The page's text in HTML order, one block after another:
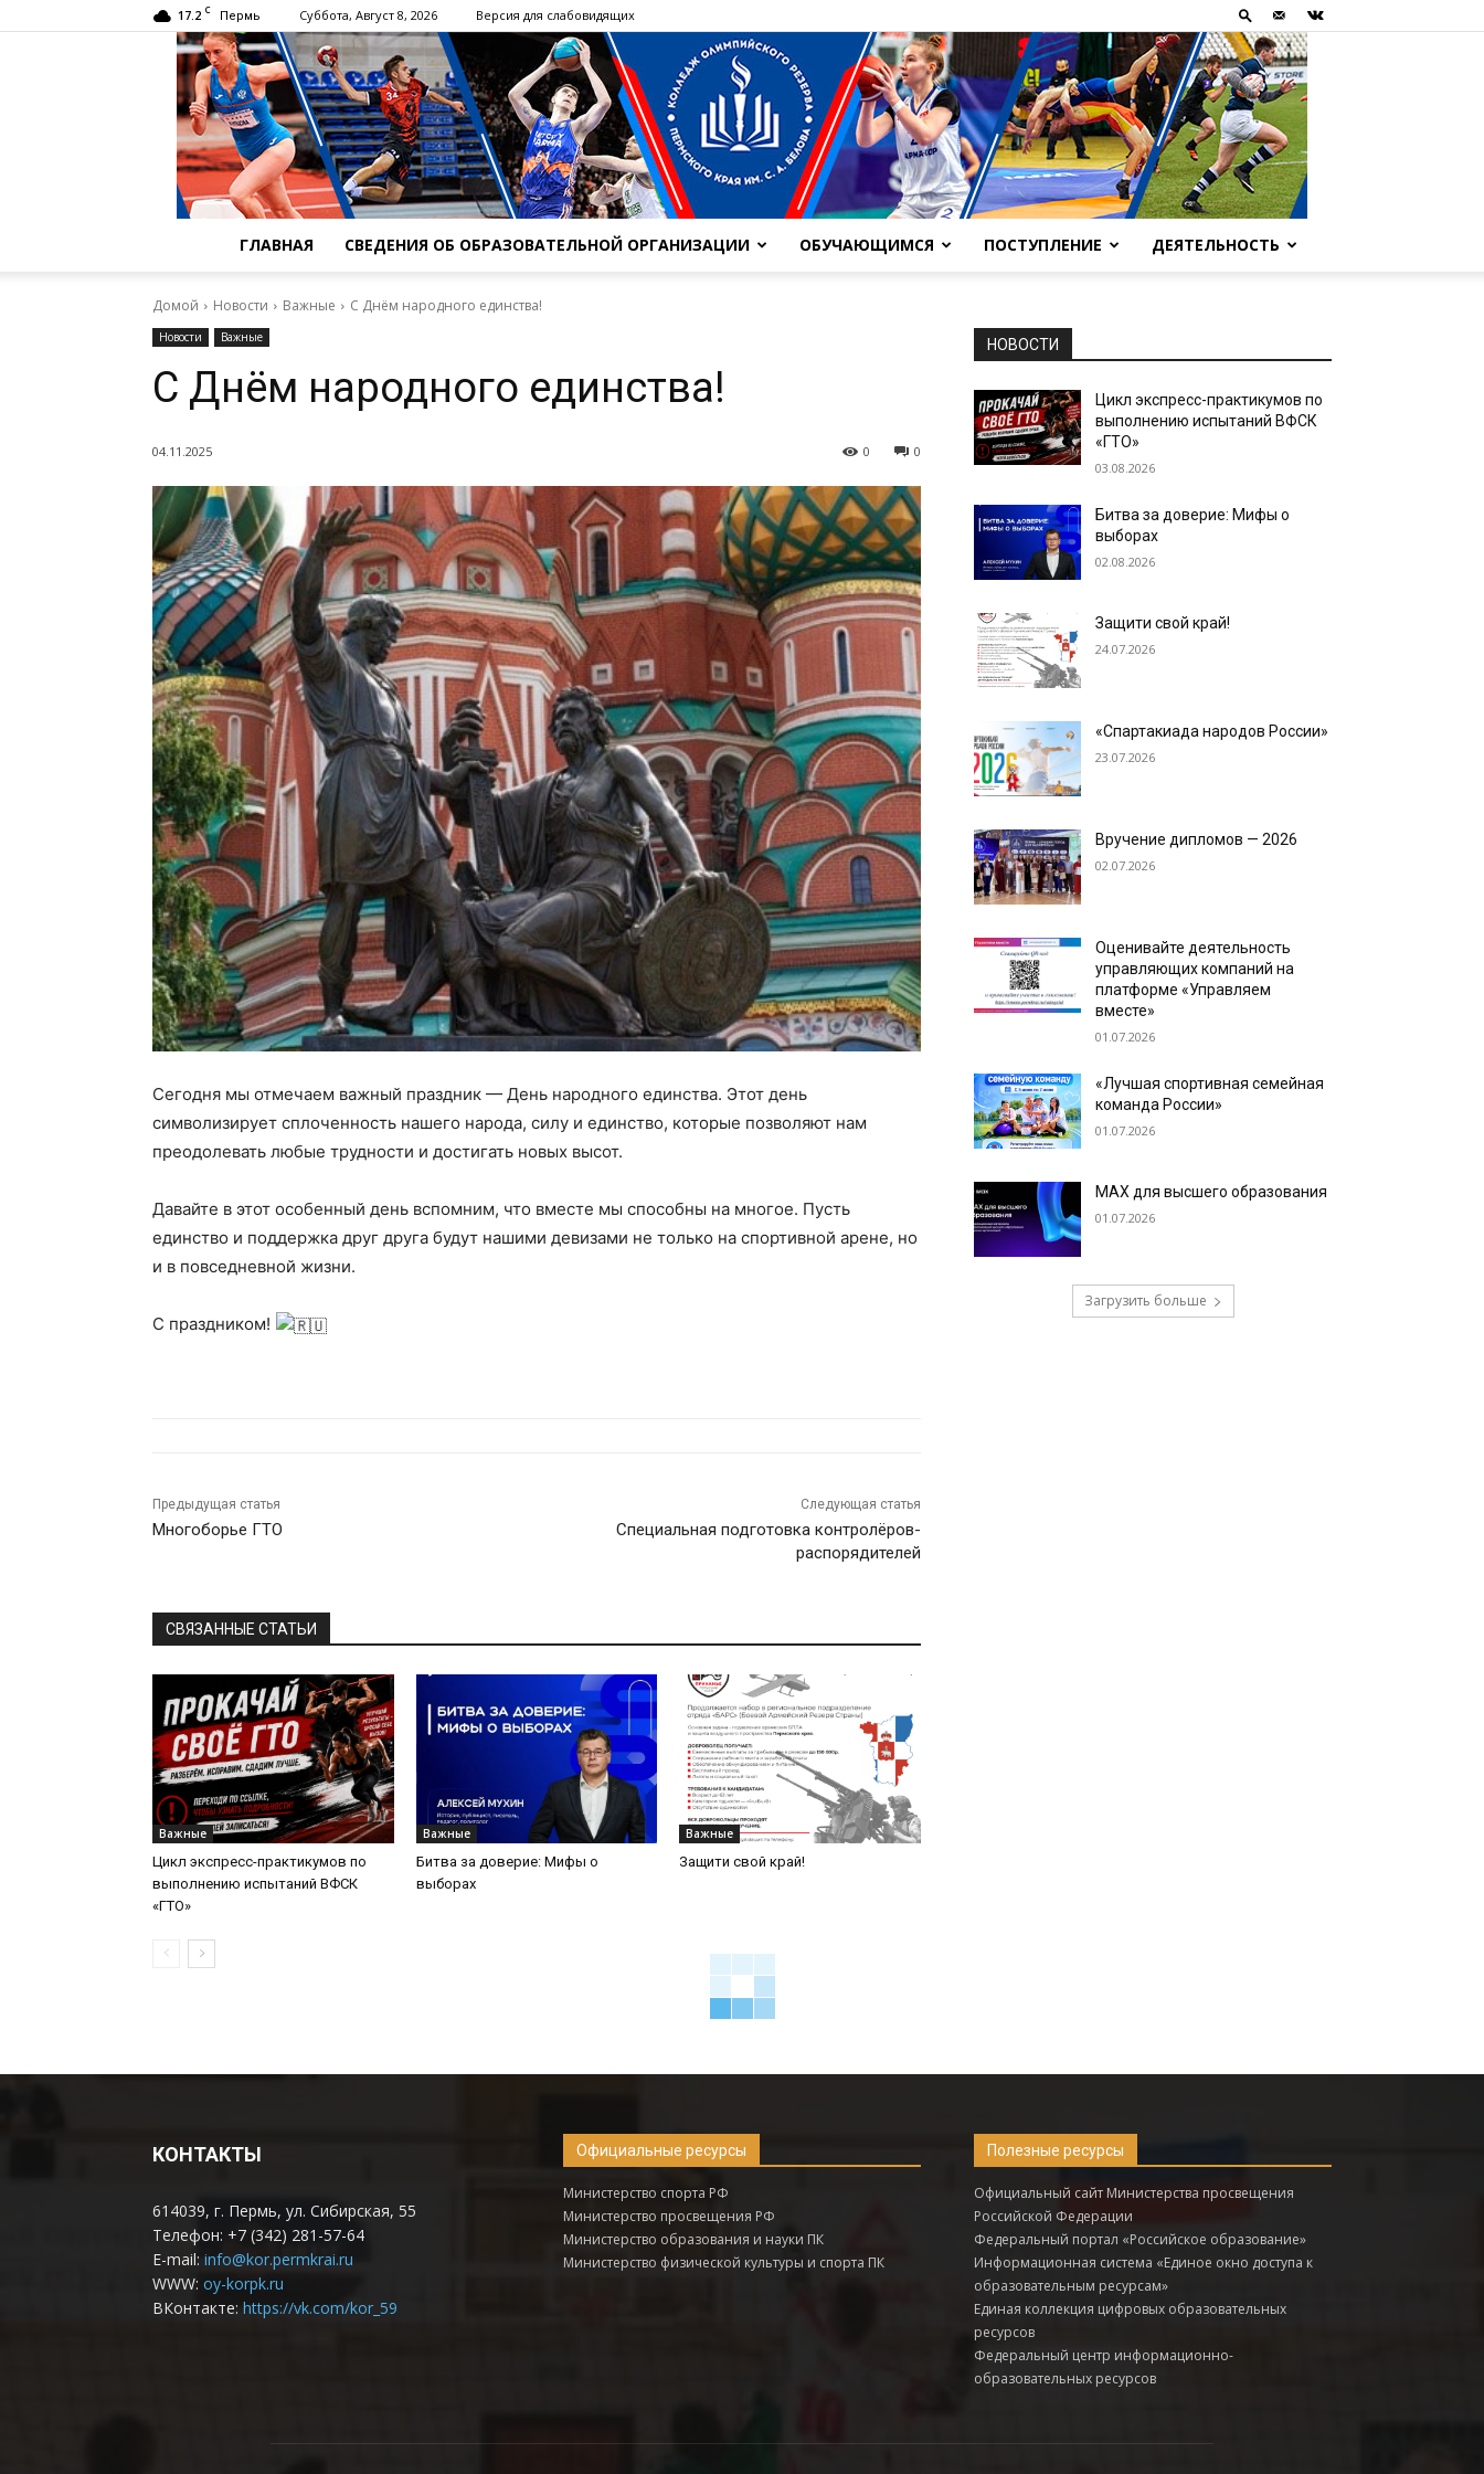
17.2 C Пермь Суббота, Август 8, 2026 Версия для слабовидящих
олимпийского
резерва
Пермского
края
ГЛАВНАЯ СВЕДЕНИЯ ОБ ОБРАЗОВАТЕЛЬНОЙ ОРГАНИЗАЦИИ ОБУЧАЮЩИМСЯ ПОСТУПЛЕНИЕ ДЕЯТЕЛЬНОСТЬ
Домой Новости Важные С Днём народного единства!
Новости Важные
С Днём народного единства!
04.11.2025 0
0
Сегодня мы отмечаем важный праздник — День народного единства. Этот день
символизирует сплоченность нашего народа, силу и единство, которые позволяют нам
преодолевать любые трудности и достигать новых высот.
Давайте в этот особенный день вспомним, что вместе мы способны на многое. Пусть
единство и поддержка друг друга будут нашими девизами не только на спортивной арене, но
и в повседневной жизни.
С праздником!
Предыдущая статья
Многоборье ГТО
Следующая статья
Специальная подготовка контролёров-
распорядителей
СВЯЗАННЫЕ СТАТЬИ
Важные
Цикл экспресс-практикумов по
выполнению испытаний ВФСК
«ГТО»
Важные
Битва за доверие: Мифы о
выборах
Важные
Защити свой край!
НОВОСТИ
Цикл экспресс-практикумов по
выполнению испытаний ВФСК
«ГТО»
03.08.2026
Битва за доверие: Мифы о
выборах
02.08.2026
Защити свой край!
24.07.2026
«Спартакиада народов России»
23.07.2026
Вручение дипломов — 2026
02.07.2026
Оценивайте деятельность
управляющих компаний на
платформе «Управляем
вместе»
01.07.2026
«Лучшая спортивная семейная
команда России»
01.07.2026
МАХ для высшего образования
01.07.2026
Загрузить больше
КОНТАКТЫ
614039, г. Пермь, ул. Сибирская, 55
Телефон: +7 (342) 281-57-64
E-mail: info@kor.permkrai.ru
WWW: oy-korpk.ru
ВКонтакте: https://vk.com/kor_59
Официальные ресурсы
Министерство спорта РФ
Министерство просвещения РФ
Министерство образования и науки ПК
Министерство физической культуры и спорта ПК
Полезные ресурсы
Официальный сайт Министерства просвещения
Российской Федерации
Федеральный портал «Российское образование»
Информационная система «Единое окно доступа к
образовательным ресурсам»
Единая коллекция цифровых образовательных
ресурсов
Федеральный центр информационно-
образовательных ресурсов